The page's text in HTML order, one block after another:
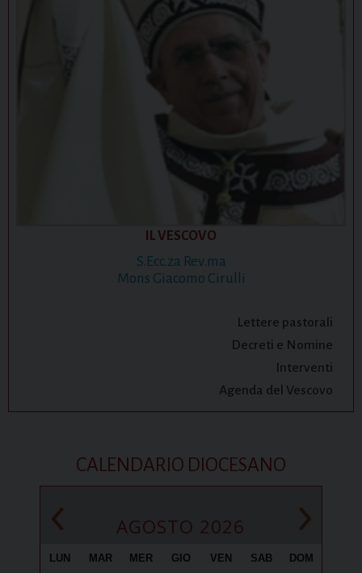
IL VESCOVO
S.Ecc.za Rev.ma
Mons Giacomo Cirulli
Lettere pastorali
Decreti e Nomine
Interventi
Agenda del Vescovo
CALENDARIO DIOCESANO
‹ AGOSTO 2026 ›
LUN MAR MER GIO VEN SAB DOM